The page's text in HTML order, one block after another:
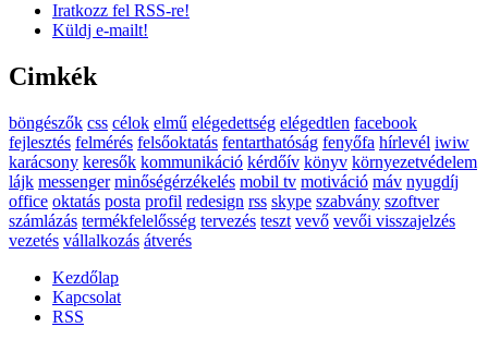
Iratkozz fel RSS-re!
Küldj e-mailt!
Cimkék
böngészők css célok elmű elégedettség elégedtlen facebook
fejlesztés felmérés felsőoktatás fentarthatóság fenyőfa hírlevél iwiw
karácsony keresők kommunikáció kérdőív könyv környezetvédelem
lájk messenger minőségérzékelés mobil tv motiváció máv nyugdíj
office oktatás posta profil redesign rss skype szabvány szoftver
számlázás termékfelelősség tervezés teszt vevő vevői visszajelzés
vezetés vállalkozás átverés
Kezdőlap
Kapcsolat
RSS